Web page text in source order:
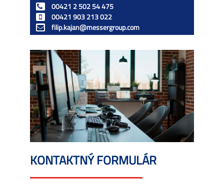
KONTAKTNÝ FORMULÁR
00421 2 502 54 475
00421 903 213 022
filip.kajan@messergroup.com